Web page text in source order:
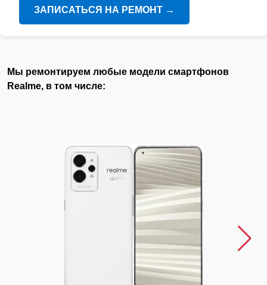
ЗАПИСАТЬСЯ НА РЕМОНТ →
Мы ремонтируем любые модели смартфонов
Realme, в том числе: